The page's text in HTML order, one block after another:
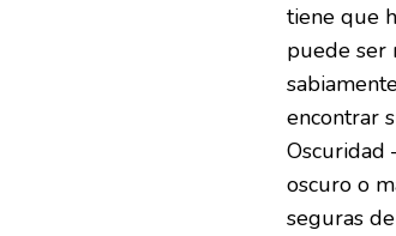
tiene que
puede ser
encontrar
Oscuridad
oscuro o
seguras